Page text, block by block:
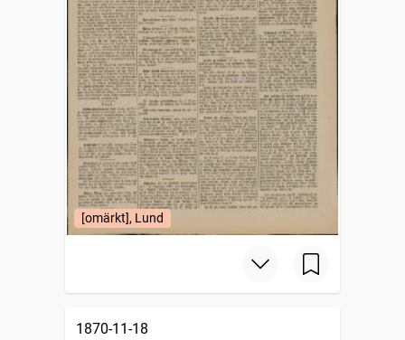
[omärkt], Lund
1870-11-18